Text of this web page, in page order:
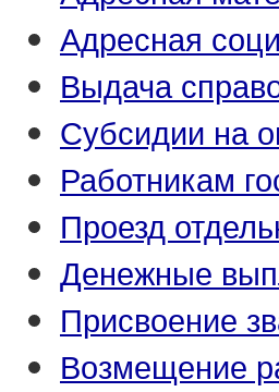
Адресная
Выдача
Субсидии на
Работникам
Проезд
Денежные
Присвоение
Возмещение